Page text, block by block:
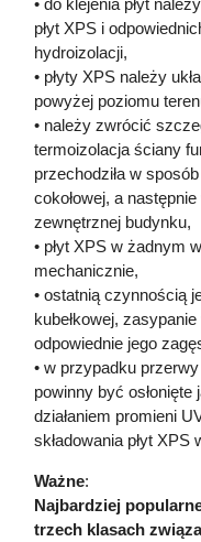
płyt XPS i
hydroizolacji,
• płyty XPS należy
powyżej poziomu
• należy zwrócić
termoizolacja ściany
przechodziła w
cokołowej, a
zewnętrznej budynku,
• płyt XPS w żadnym
mechanicznie,
• ostatnią czynnością
kubełkowej,
odpowiednie jego
• w przypadku
powinny być
działaniem promieni
składowania płyt
Ważne:
Najbardziej
trzech klasach